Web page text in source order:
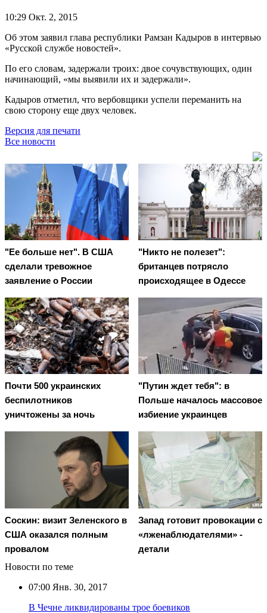
10:29 Окт. 2, 2015
Об этом заявил глава республики Рамзан Кадыров в интервью
«Русской службе новостей».
По его словам, задержали троих: двое сочувствующих, один
начинающий, «мы выявили их и задержали».
Кадыров отметил, что вербовщики успели переманить на
свою сторону еще двух человек.
Версия для печати
Все новости
"Ее больше нет". В США
сделали тревожное
заявление о России
"Никто не полезет":
британцев потрясло
происходящее в Одессе
Почти 500 украинских
беспилотников
уничтожены за ночь
"Путин ждет тебя": в
Польше началось массовое
избиение украинцев
Соскин: визит Зеленского в
США оказался полным
провалом
Запад готовит провокации с
«лженаблюдателями» -
детали
Новости по теме
07:00 Янв. 30, 2017
В Чечне ликвидированы трое боевиков